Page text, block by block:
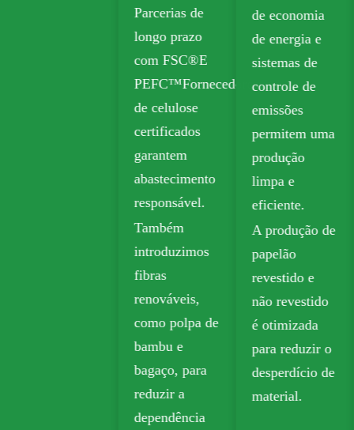
Parcerias de
longo prazo
com FSC®E
PEFC™Fornecedores
de celulose
certificados
garantem
abastecimento
responsável.
Também
introduzimos
fibras
renováveis,
como polpa de
bambu e
bagaço, para
reduzir a
dependência
de economia
de energia e
sistemas de
controle de
emissões
permitem uma
produção
limpa e
eficiente.
A produção de
papelão
revestido e
não revestido
é otimizada
para reduzir o
desperdício de
material.